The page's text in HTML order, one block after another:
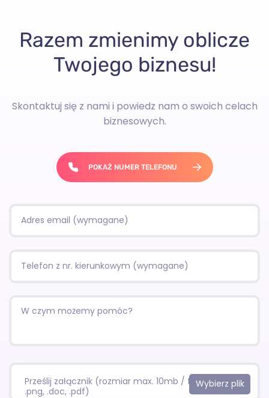
Razem zmienimy oblicze
Twojego biznesu!
Skontaktuj się z nami i powiedz nam o swoich celach
biznesowych.
POKAŻ NUMER TELEFONU
Prześlij załącznik (rozmiar max. 10mb / format:.jpg,
.png, .doc, .pdf)